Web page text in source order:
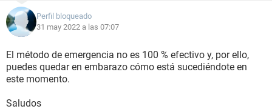
Perfil bloqueado
31 may 2022 a las 07:07
El método de emergencia no es 100 % efectivo y, por ello,
puedes quedar en embarazo cómo está sucediéndote en
este momento.
Saludos